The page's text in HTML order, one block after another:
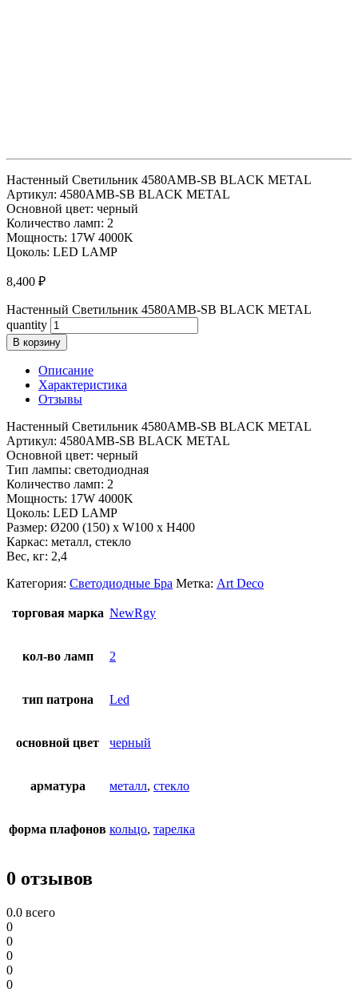
Настенный Светильник 4580AMB-SB BLACK METAL
Артикул: 4580AMB-SB BLACK METAL
Основной цвет: черный
Количество ламп: 2
Мощность: 17W 4000K
Цоколь: LED LAMP
8,400 ₽
Настенный Светильник 4580AMB-SB BLACK METAL
quantity
В корзину
Описание
Характеристика
Отзывы
Настенный Светильник 4580AMB-SB BLACK METAL
Артикул: 4580AMB-SB BLACK METAL
Основной цвет: черный
Тип лампы: светодиодная
Количество ламп: 2
Мощность: 17W 4000K
Цоколь: LED LAMP
Размер: Ø200 (150) x W100 x H400
Каркас: металл, стекло
Вес, кг: 2,4
Категория: Светодиодные Бра Метка: Art Deco
торговая марка NewRgy
кол-во ламп 2
тип патрона Led
основной цвет черный
арматура металл, стекло
форма плафонов кольцо, тарелка
0 отзывов
0.0 всего
0
0
0
0
0